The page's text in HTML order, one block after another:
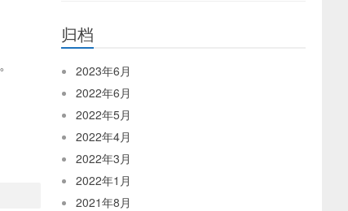
归档
2023年6月
2022年6月
2022年5月
2022年4月
2022年3月
2022年1月
2021年8月